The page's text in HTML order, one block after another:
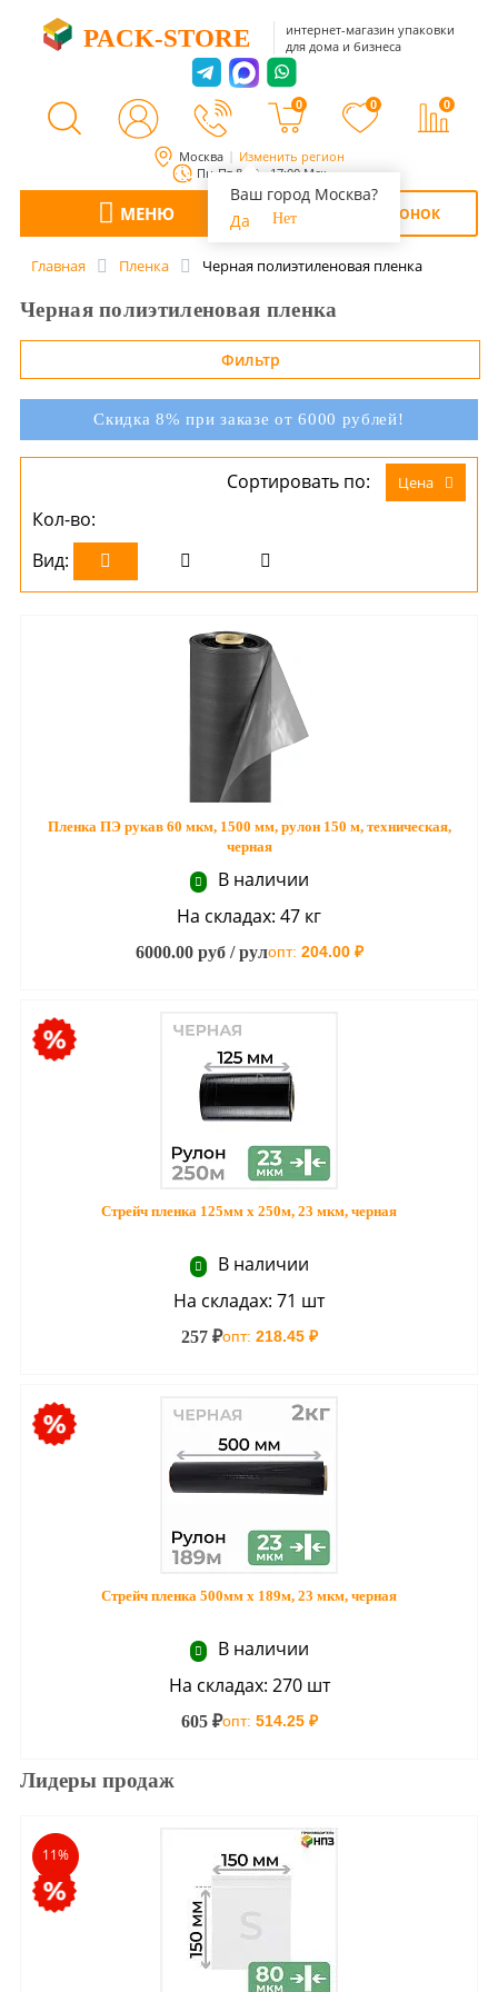
Москва Изменить регион
Ваш город Москва?
Да
Нет
Пн-Пт 8:00 - 17:00 Мск
PACK-STORE
интернет-магазин упаковки
для дома и бизнеса
0 0 0
МЕНЮ ОБРАТНЫЙ ЗВОНОК
Главная Пленка Черная полиэтиленовая пленка
Черная полиэтиленовая пленка
Фильтр
Скидка 8% при заказе от 6000 рублей!
Сортировать по: Цена
Кол-во:
Вид:
Пленка ПЭ рукав 60 мкм, 1500 мм, рулон 150 м, техническая,
черная
В наличии
На складах: 47 кг
6000.00 руб / рулопт: 204.00 ₽
Стрейч пленка 125мм х 250м, 23 мкм, черная
В наличии
На складах: 71 шт
257 ₽опт: 218.45 ₽
Стрейч пленка 500мм х 189м, 23 мкм, черная
В наличии
На складах: 270 шт
605 ₽опт: 514.25 ₽
Лидеры продаж
11%